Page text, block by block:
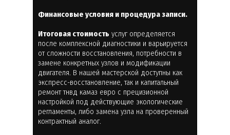
Финансовые условия и процедура записи.
Итоговая стоимость услуг определяется
после комплексной диагностики и варьируется
от сложности восстановления, потребности в
замене конкретных узлов и модификации
двигателя. В нашей мастерской доступны как
экспресс-восстановление, так и капитальный
ремонт тнвд камаз евро с прецизионной
настройкой под действующие экологические
регламенты, либо замена узла на проверенный
контрактный аналог.